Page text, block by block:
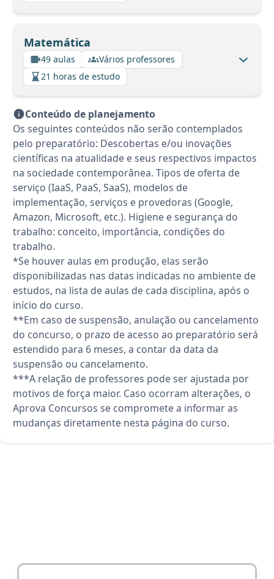
Matemática
49 aulas
Vários professores
21 horas de estudo
Conteúdo de planejamento
Os seguintes conteúdos não serão contemplados
pelo preparatório: Descobertas e/ou inovações
científicas na atualidade e seus respectivos impactos
na sociedade contemporânea. Tipos de oferta de
serviço (IaaS, PaaS, SaaS), modelos de
implementação, serviços e provedoras (Google,
Amazon, Microsoft, etc.). Higiene e segurança do
trabalho: conceito, importância, condições do
trabalho.
*Se houver aulas em produção, elas serão
disponibilizadas nas datas indicadas no ambiente de
estudos, na lista de aulas de cada disciplina, após o
início do curso.
**Em caso de suspensão, anulação ou cancelamento
do concurso, o prazo de acesso ao preparatório será
estendido para 6 meses, a contar da data da
suspensão ou cancelamento.
***A relação de professores pode ser ajustada por
motivos de força maior. Caso ocorram alterações, o
Aprova Concursos se compromete a informar as
mudanças diretamente nesta página do curso.